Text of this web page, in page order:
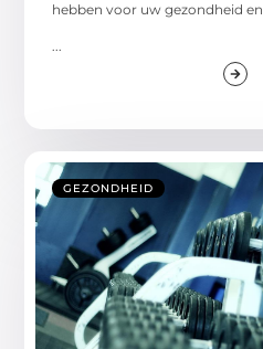
hebben voor uw gezondheid en
GEZONDHEID